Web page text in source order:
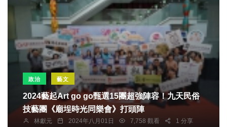
政治 藝文
2024藝起Art go go甄選15團超強陣容！九天民俗
技藝團《廟埕時光同樂會》打頭陣
林獻元 2024年八月01日 7,758 觀看 1 分享